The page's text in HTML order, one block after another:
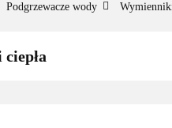
Podgrzewacze wody